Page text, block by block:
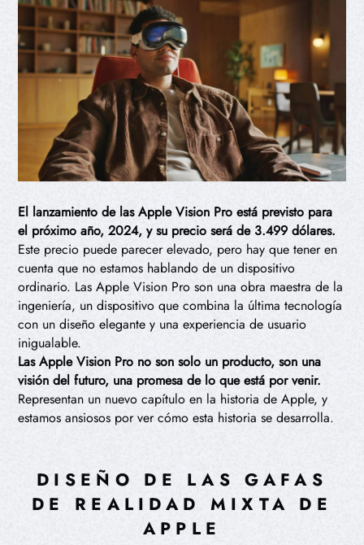
El lanzamiento de las Apple Vision Pro está previsto para
el próximo año, 2024, y su precio será de 3.499 dólares.
Este precio puede parecer elevado, pero hay que tener en
cuenta que no estamos hablando de un dispositivo
ordinario. Las Apple Vision Pro son una obra maestra de la
ingeniería, un dispositivo que combina la última tecnología
con un diseño elegante y una experiencia de usuario
inigualable.
Las Apple Vision Pro no son solo un producto, son una
visión del futuro, una promesa de lo que está por venir.
Representan un nuevo capítulo en la historia de Apple, y
estamos ansiosos por ver cómo esta historia se desarrolla.
DISEÑO DE LAS GAFAS
DE REALIDAD MIXTA DE
APPLE